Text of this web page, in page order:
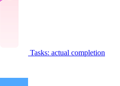
Tasks: actual completion